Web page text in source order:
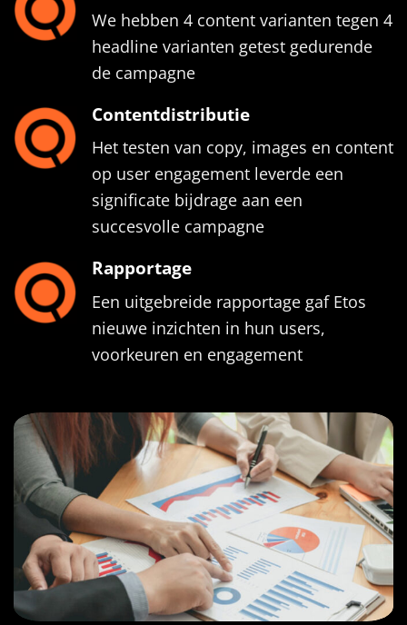
We hebben 4 content varianten tegen 4
headline varianten getest gedurende
de campagne
Contentdistributie
Het testen van copy, images en content
op user engagement leverde een
significate bijdrage aan een
succesvolle campagne
Rapportage
Een uitgebreide rapportage gaf Etos
nieuwe inzichten in hun users,
voorkeuren en engagement